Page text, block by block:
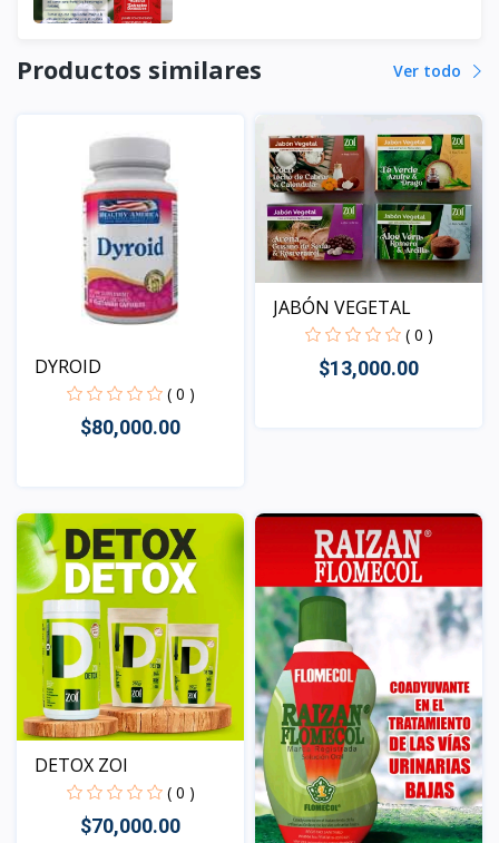
Productos similares Ver todo
DYROID
( 0 )
$80,000.00
Vista
JABÓN VEGETAL
( 0 )
$13,000.00
DETOX ZOI
( 0 )
$70,000.00